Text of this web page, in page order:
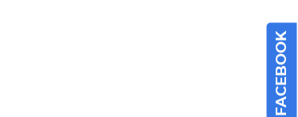
FACEBOOK